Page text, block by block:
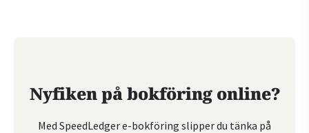
Nyfiken på bokföring online?
Med SpeedLedger e-bokföring slipper du tänka på